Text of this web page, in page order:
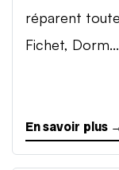
réparent
Fichet, Dorm...
En savoir plus